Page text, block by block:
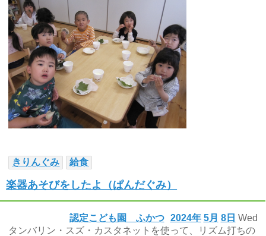
きりんぐみ 給食
楽器あそびをしたよ（ぱんだぐみ）
2024年 5月 8日 Wed
認定こども園 ふかつ
タンバリン・スズ・カスタネットを使って、リズム打ちの